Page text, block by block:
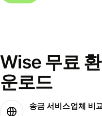
Wise 무료
운로드
송금 서비스업체 비